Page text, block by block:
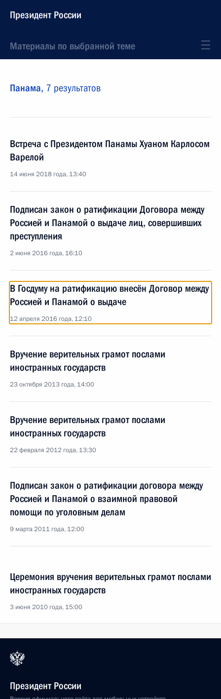
Президент России
Материалы по выбранной теме
Панама, 7 результатов
Встреча с Президентом Панамы Хуаном Карлосом
Варелой
14 июня 2018 года, 13:40
Подписан закон о ратификации Договора между
Россией и Панамой о выдаче лиц, совершивших
преступления
2 июня 2016 года, 16:10
В Госдуму на ратификацию внесён Договор между
Россией и Панамой о выдаче
12 апреля 2016 года, 12:10
Вручение верительных грамот послами
иностранных государств
23 октября 2013 года, 14:00
Вручение верительных грамот послами
иностранных государств
22 февраля 2012 года, 13:30
Подписан закон о ратификации договора между
Россией и Панамой о взаимной правовой
помощи по уголовным делам
9 марта 2011 года, 12:00
Церемония вручения верительных грамот послами
иностранных государств
3 июня 2010 года, 15:00
Президент России